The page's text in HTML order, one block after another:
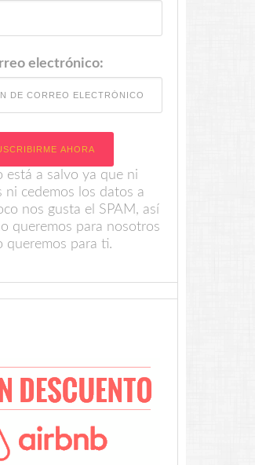
electrónico:
está a salvo ya que ni
ni cedemos los datos a
nos gusta el SPAM, así
queremos para nosotros
queremos para ti.